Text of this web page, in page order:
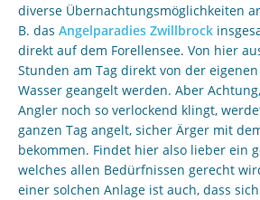
diverse Übernachtungsmöglichkeiten
B. das Angelparadies Zwillbrock
direkt auf dem Forellensee. Von hier
Stunden am Tag direkt von der
Wasser geangelt werden. Aber
Angler noch so verlockend klingt,
ganzen Tag angelt, sicher Ärger mit
bekommen. Findet hier also lieber ein
welches allen Bedürfnissen gerecht
einer solchen Anlage ist auch, dass